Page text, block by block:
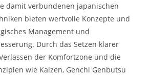
damit verbundenen japanischen
bieten wertvolle Konzepte und
Management und
Durch das Setzen klarer
der Komfortzone und die
wie Kaizen, Genchi Genbutsu